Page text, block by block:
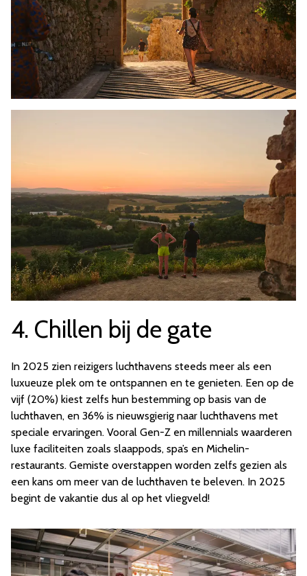
4. Chillen bij de gate
In 2025 zien reizigers luchthavens steeds meer als een
luxueuze plek om te ontspannen en te genieten. Een op de
vijf (20%) kiest zelfs hun bestemming op basis van de
luchthaven, en 36% is nieuwsgierig naar luchthavens met
speciale ervaringen. Vooral Gen-Z en millennials waarderen
luxe faciliteiten zoals slaappods, spa’s en Michelin-
restaurants. Gemiste overstappen worden zelfs gezien als
een kans om meer van de luchthaven te beleven. In 2025
begint de vakantie dus al op het vliegveld!